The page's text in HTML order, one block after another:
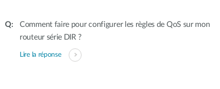
Comment faire pour configurer les règles de QoS sur mon
routeur série DIR ?
Lire la réponse